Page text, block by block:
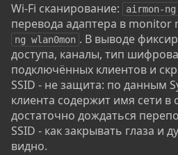
Wi-Fi сканирование:
airmon-
перевода адаптера в monitor
ng wlan0mon . В выводе
доступа, каналы, тип
подключённых клиентов и
SSID - не защита: по данным
клиента содержит имя сети в
достаточно дождаться
SSID - как закрывать глаза и
видно.